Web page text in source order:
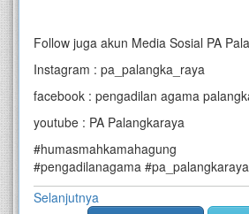
Follow juga akun Media Sosial PA
Instagram : pa_palangka_raya
facebook : pengadilan agama
youtube : PA Palangkaraya
#humasmahkamahagung
#pengadilanagama
Selanjutnya